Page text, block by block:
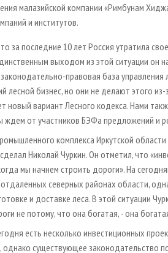
малазийской компании «Римбунам
и институтов.
за последние 10 лет Россия утратила
выходом из этой ситуации он
правовая база управления
лесной бизнес, но они не делают этого
вариант Лесного кодекса. Нами
ждем от участников БЭФа предложений и
комплекса Иркутской
Николай Чуркин. Он отметил, что
мы начнем строить дороги». На
северных районах области,
и доставке леса. В этой ситуации
не потому, что она богатая, - она
есть несколько инвестиционных
однако существующее законодательство